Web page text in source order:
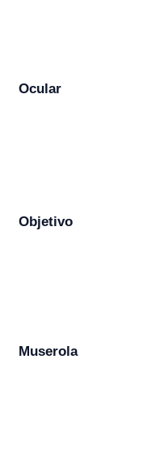
Ocular
Objetivo
Muserola